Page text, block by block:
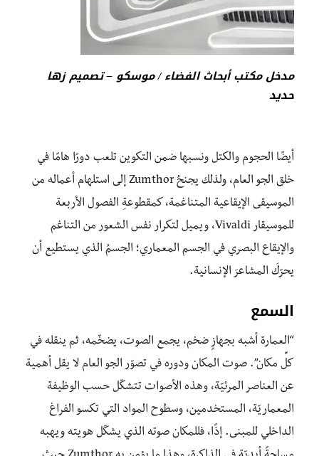
مدخل مكتب أبحاث الفضاء / موسكو – تصميم زها
حديد
أيضًا الحجوم والكتل ونسبها ضمن التكوين تلعب دورًا هامًا في
خلق الجو العام، ولذلك يجنحُ Zumthor إلى استلهام أعماله من
الموسيقى الإيقاعية المتناغمة، كمقطوعةِ الفصول الأربعة
للموسيقار Vivaldi، ويميل لتكرار نفس الشعور من التناغم
والإيقاع البصري في الجسم المعماري؛ الجسمُ الذي يستطيع أن
يحرّكَ المشاعرَ الإنسانية.
السمع
“العمارة أشبه بجهازٍ ضخم، يجمع الصوت، يضخّمه، ثم ينقله في
كلِّ مكان”. صوت المكان ودوره في تصوّر الجو العام لا يقل أهمية
عن العناصر المرئيّة، وهذه الأصوات تتشكّل حسب الوظيفة
المعماريّة، المستخدمين، وسطوح المواد التي تكسو الفراغ
الداخلي للمبنى. إذًا، فللمكان صوته الذي يشكّل هويته ويهبه